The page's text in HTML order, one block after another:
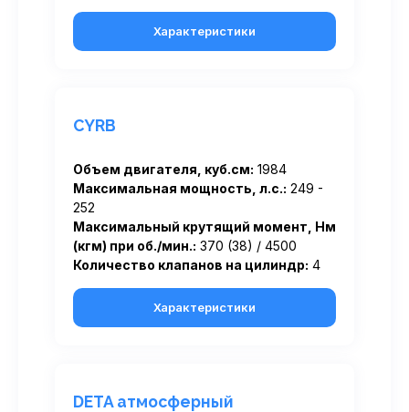
Характеристики
CYRB
Объем двигателя, куб.см: 1984
Максимальная мощность, л.с.: 249 -
252
Максимальный крутящий момент, Нм
(кгм) при об./мин.: 370 (38) / 4500
Количество клапанов на цилиндр: 4
Характеристики
DETA атмосферный